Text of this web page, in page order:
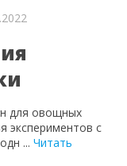
для овощных
экспериментов с
... Читать